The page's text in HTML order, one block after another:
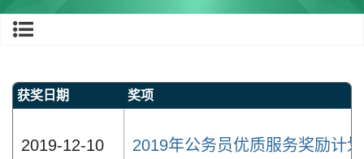
获奖日期 奖项
2019-12-10
2019年公务员优质服务奖励计划